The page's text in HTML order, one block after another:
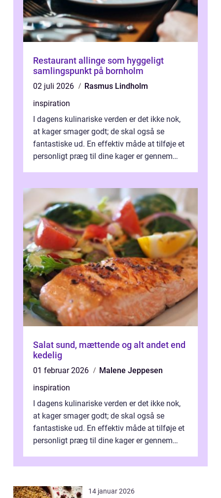
Restaurant allinge som hyggeligt
samlingspunkt på bornholm
02 juli 2026
Rasmus Lindholm
inspiration
I dagens kulinariske verden er det ikke nok,
at kager smager godt; de skal også se
fantastiske ud. En effektiv måde at tilføje et
personligt præg til dine kager er gennem
Salat sund, mættende og alt andet end
kedelig
01 februar 2026
Malene Jeppesen
inspiration
I dagens kulinariske verden er det ikke nok,
at kager smager godt; de skal også se
fantastiske ud. En effektiv måde at tilføje et
personligt præg til dine kager er gennem
14 januar 2026